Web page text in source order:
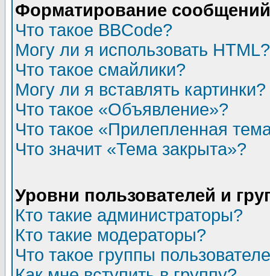
Форматирование
Что такое BBCode?
Могу ли я использовать HTML?
Что такое смайлики?
Могу ли я вставлять картинки?
Что такое «Объявление»?
Что такое «Прилепленная
Что значит «Тема закрыта»?
Уровни пользователей и
Кто такие администраторы?
Кто такие модераторы?
Что такое группы